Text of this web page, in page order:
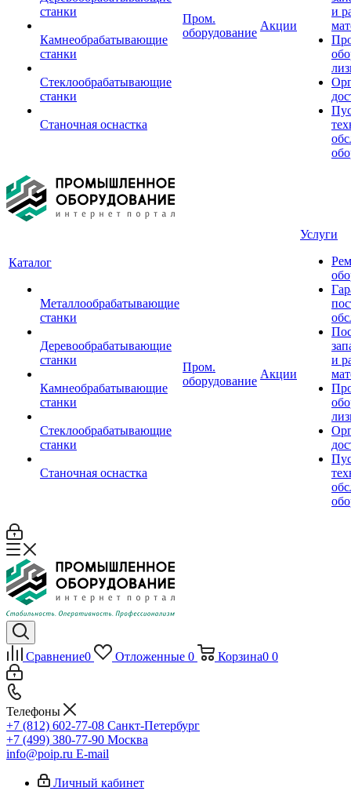
станки
Камнеобрабатывающие
станки
Стеклообрабатывающие
станки
Станочная оснастка
Пром.
оборудование
Акции
и
Каталог
Металлообрабатывающие
станки
Деревообрабатывающие
станки
Камнеобрабатывающие
станки
Стеклообрабатывающие
станки
Станочная оснастка
Пром.
оборудование
Акции
Услуги
и
Сравнение0 Отложенные 0 Корзина0 0
Телефоны
+7 (812) 602-77-08 Санкт-Петербург
+7 (499) 380-77-90 Москва
info@poip.ru E-mail
Личный кабинет